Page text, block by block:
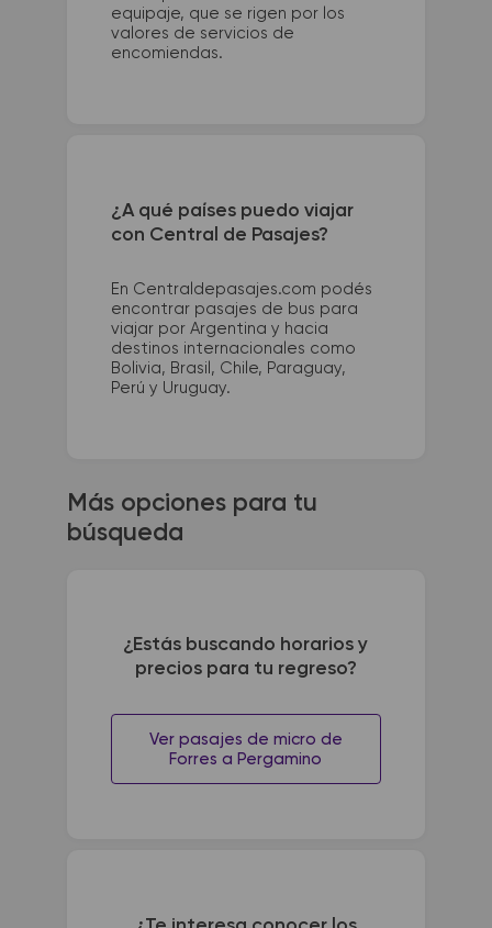
equipaje, que se rigen por los
valores de servicios de
encomiendas.
¿A qué países puedo viajar
con Central de Pasajes?
En Centraldepasajes.com podés
encontrar pasajes de bus para
viajar por Argentina y hacia
destinos internacionales como
Bolivia, Brasil, Chile, Paraguay,
Perú y Uruguay.
Más opciones para tu
búsqueda
¿Estás buscando horarios y
precios para tu regreso?
Ver pasajes de micro de
Forres a Pergamino